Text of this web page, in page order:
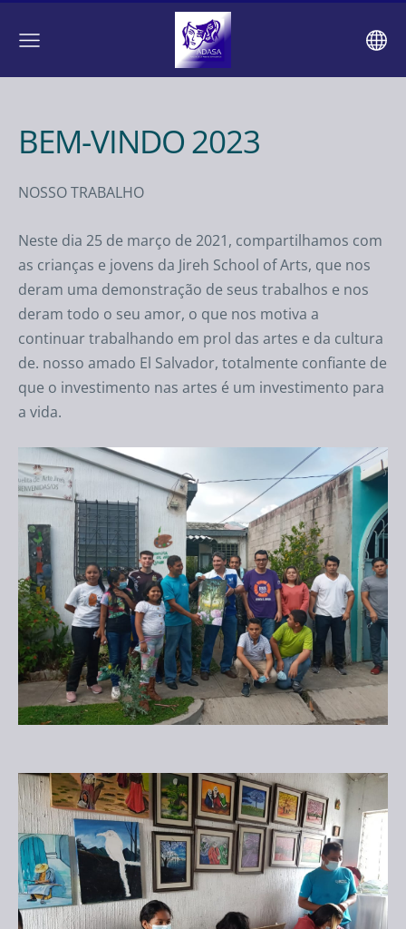
BEM-VINDO 2023
NOSSO TRABALHO
Neste dia 25 de março de 2021, compartilhamos com
as crianças e jovens da Jireh School of Arts, que nos
deram uma demonstração de seus trabalhos e nos
deram todo o seu amor, o que nos motiva a
continuar trabalhando em prol das artes e da cultura
de. nosso amado El Salvador, totalmente confiante de
que o investimento nas artes é um investimento para
a vida.